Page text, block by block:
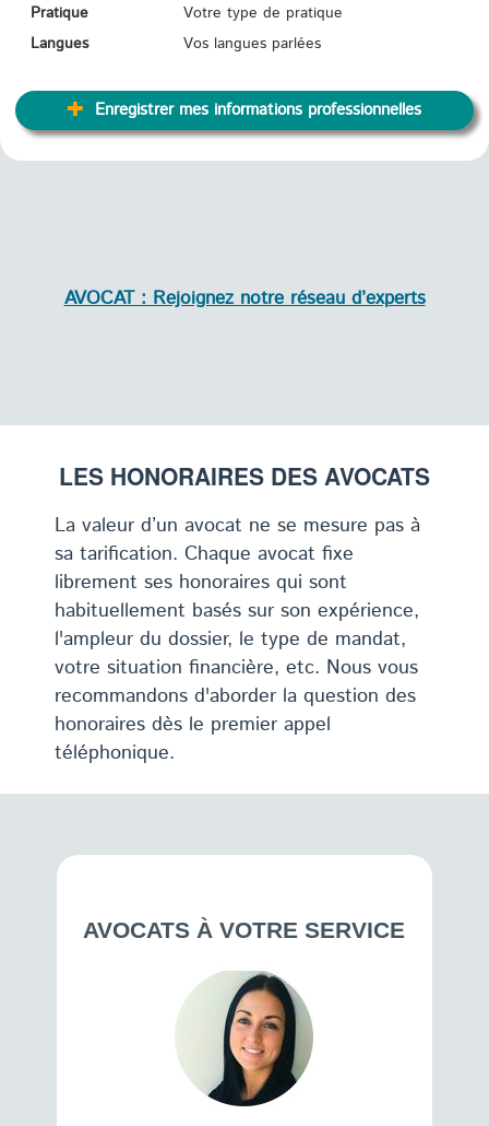
Pratique
Votre type de pratique
Langues
Vos langues parlées
Enregistrer mes informations professionnelles
AVOCAT : Rejoignez notre réseau d’experts
LES HONORAIRES DES AVOCATS
La valeur d’un avocat ne se mesure pas à
sa tarification. Chaque avocat fixe
librement ses honoraires qui sont
habituellement basés sur son expérience,
l'ampleur du dossier, le type de mandat,
votre situation financière, etc. Nous vous
recommandons d'aborder la question des
honoraires dès le premier appel
téléphonique.
AVOCATS À VOTRE SERVICE